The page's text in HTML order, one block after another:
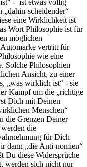
- ist etwas völlig
„dahin-scheidender“
eine Wirklichkeit ist
Wort Philosophie ist für
möglichen
vertritt für
wie eine
Solche Philosophien
Ansicht, zu einer
„was wirklich ist“ - sie
Kampf um die „richtige
Dich mit Deinen
Menschen“
die Grenzen Deiner
die
für Dich
dann „die Anti-nomien“
Du diese Widersprüche
werden sich nicht nur